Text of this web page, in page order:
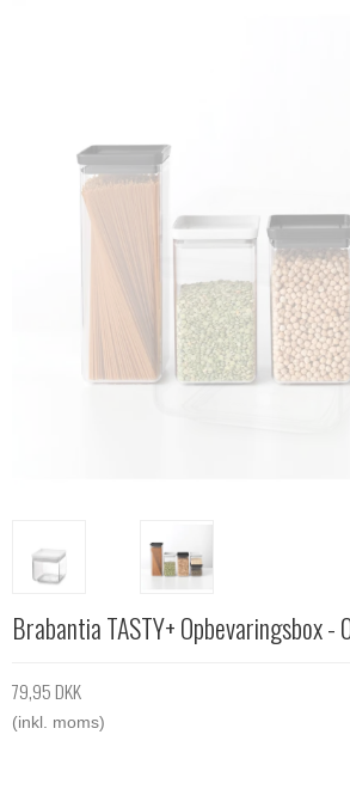
Brabantia TASTY+ Opbevaringsbox -
79,95 DKK
(inkl. moms)